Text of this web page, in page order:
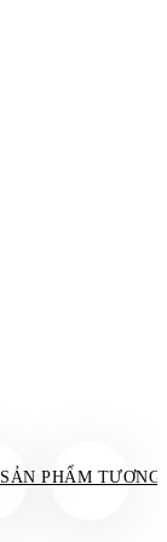
SẢN PHẨM TƯƠNG